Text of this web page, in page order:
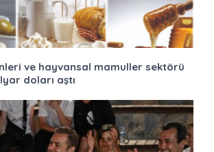
ve hayvansal mamuller sektörü
doları aştı